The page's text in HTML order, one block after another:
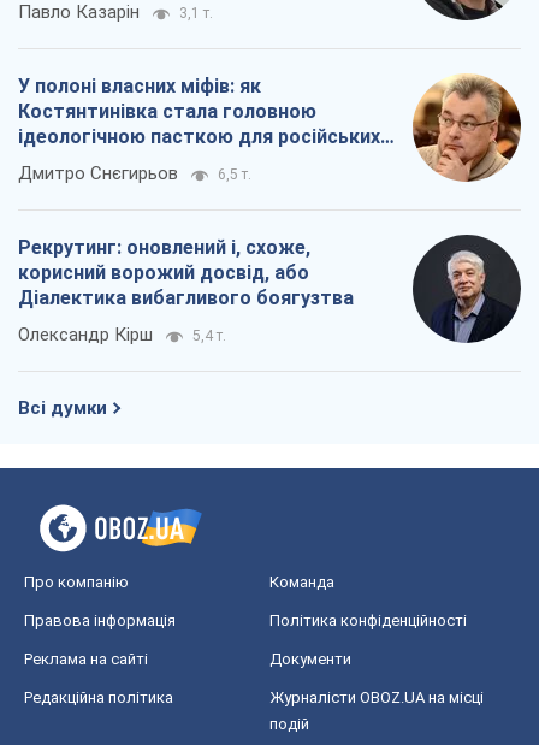
Павло Казарін 3,1 т.
У полоні власних міфів: як
Костянтинівка стала головною
ідеологічною пасткою для російських
окупантів
Дмитро Снєгирьов 6,5 т.
Рекрутинг: оновлений і, схоже,
корисний ворожий досвід, або
Діалектика вибагливого боягузтва
Олександр Кірш 5,4 т.
Всі думки
Про компанію Команда
Правова інформація Політика конфіденційності
Реклама на сайті Документи
Редакційна політика
Журналісти OBOZ.UA на місці
подій